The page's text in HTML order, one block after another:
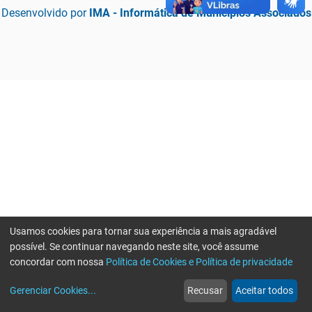
Desenvolvido por IMA - Informática de Municípios Associados
web
Notícias
more_horiz
Mais
Usamos cookies para tornar sua experiência a mais agradável
possível. Se continuar navegando neste site, você assume
concordar com nossa Política de Cookies e Política de privacidade
Gerenciar Cookies... Recusar Aceitar todos
Erro ao enviar informações, por favor tente novamente